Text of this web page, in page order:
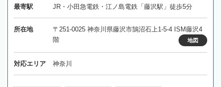
最寄駅 JR・小田急電鉄・江ノ島電鉄「藤沢駅」徒歩5分
所在地
〒251-0025 神奈川県藤沢市鵠沼石上1-5-4 ISM藤沢4
階
地図
対応エリア 神奈川